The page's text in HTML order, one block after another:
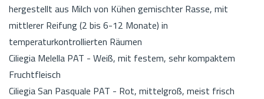
hergestellt aus Milch von Kühen gemischter Rasse, mit
mittlerer Reifung (2 bis 6-12 Monate) in
temperaturkontrollierten Räumen
Ciliegia Melella PAT - Weiß, mit festem, sehr kompaktem
Fruchtfleisch
Ciliegia San Pasquale PAT - Rot, mittelgroß, meist frisch